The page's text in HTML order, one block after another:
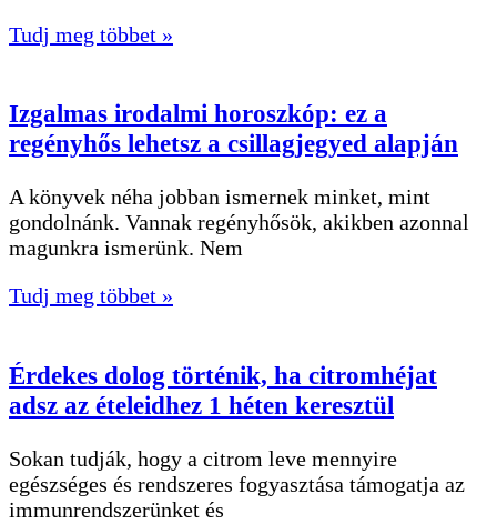
Tudj meg többet »
Izgalmas irodalmi horoszkóp: ez a
regényhős lehetsz a csillagjegyed alapján
A könyvek néha jobban ismernek minket, mint
gondolnánk. Vannak regényhősök, akikben azonnal
magunkra ismerünk. Nem
Tudj meg többet »
Érdekes dolog történik, ha citromhéjat
adsz az ételeidhez 1 héten keresztül
Sokan tudják, hogy a citrom leve mennyire
egészséges és rendszeres fogyasztása támogatja az
immunrendszerünket és